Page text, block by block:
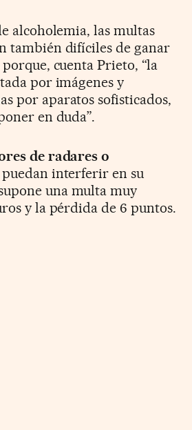
alcoholemia, las multas
también difíciles de ganar
cuenta Prieto, “la
por imágenes y
por aparatos sofisticados,
en duda”.
de radares o
interferir en su
una multa muy
y la pérdida de 6 puntos.